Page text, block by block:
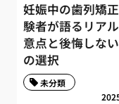
妊娠中の歯列矯
験者が語るリア
意点と後悔しな
の選択
未分類